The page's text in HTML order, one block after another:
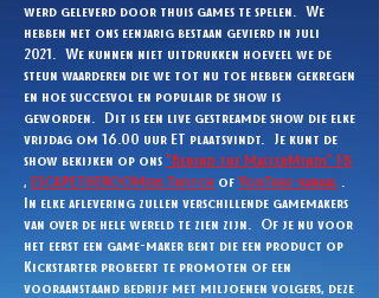
werd geleverd door thuis games te spelen.
We
hebben net ons eenjarig bestaan gevierd in juli
2021.
We kunnen niet uitdrukken hoeveel we de
steun waarderen die we tot nu toe hebben gekregen
en hoe succesvol en populair de show is
geworden.
Dit is een live gestreamde show die elke
vrijdag om 16.00 uur ET plaatsvindt.
Je kunt de
show bekijken op ons "Behind the MasterMinds" FB
ESCAPETHEROOMers Twitch of YouTube-kanaal
In elke aflevering zullen verschillende gamemakers
van over de hele wereld te zien zijn.
Of je nu voor
het eerst een game-maker bent die een product op
Kickstarter probeert te promoten of een
vooraanstaand bedrijf met miljoenen volgers, deze